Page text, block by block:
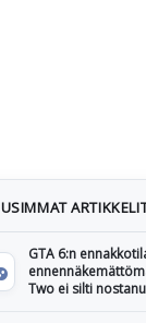
GTA 6:n
Two ei silti